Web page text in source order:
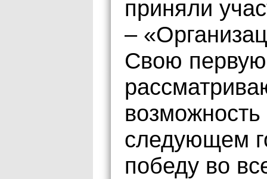
приняли
–
Свою
следующем
победу во